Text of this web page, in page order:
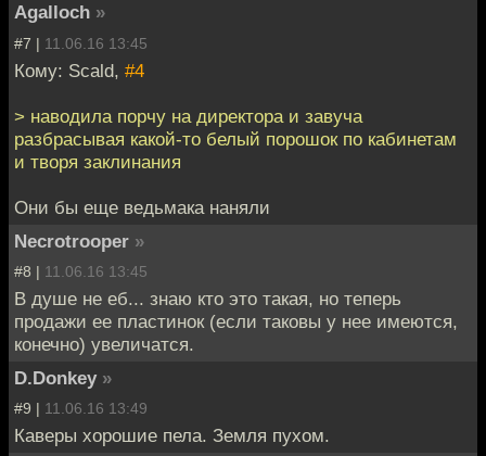
Agalloch »
#7 | 11.06.16 13:45
Кому: Scald, #4
> наводила порчу на директора и завуча
разбрасывая какой-то белый порошок по кабинетам
и творя заклинания
Они бы еще ведьмака наняли
Necrotrooper »
#8 | 11.06.16 13:45
В душе не еб... знаю кто это такая, но теперь
продажи ее пластинок (если таковы у нее имеются,
конечно) увеличатся.
D.Donkey »
#9 | 11.06.16 13:49
Каверы хорошие пела. Земля пухом.